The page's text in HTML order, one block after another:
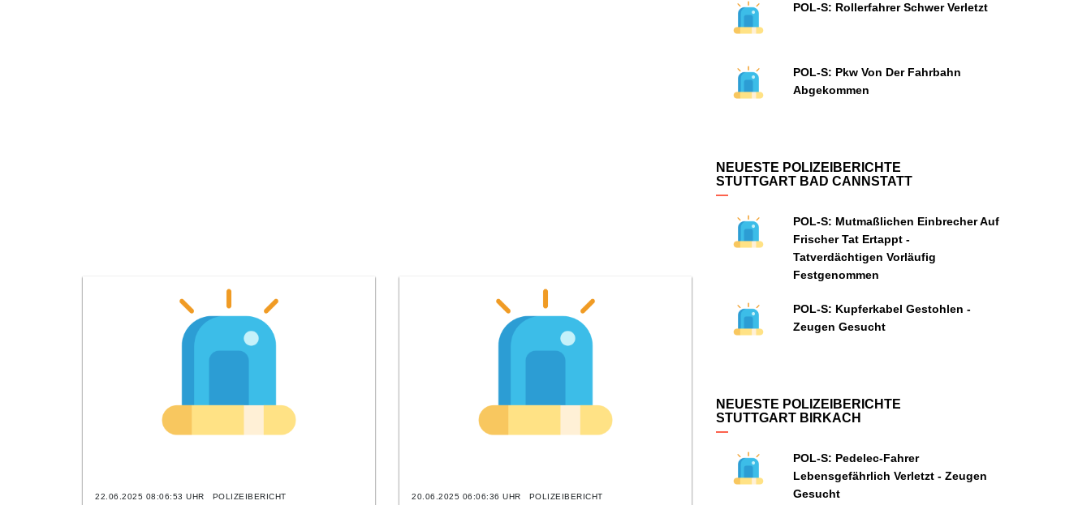
22.06.2025 08:06:53 UHR POLIZEIBERICHT 20.06.2025 06:06:36 UHR POLIZEIBERICHT
POL-S: Rollerfahrer Schwer Verletzt
POL-S: Pkw Von Der Fahrbahn
Abgekommen
NEUESTE POLIZEIBERICHTE
STUTTGART BAD CANNSTATT
POL-S: Mutmaßlichen Einbrecher Auf
Frischer Tat Ertappt -
Tatverdächtigen Vorläufig
Festgenommen
POL-S: Kupferkabel Gestohlen -
Zeugen Gesucht
NEUESTE POLIZEIBERICHTE
STUTTGART BIRKACH
POL-S: Pedelec-Fahrer
Lebensgefährlich Verletzt - Zeugen
Gesucht